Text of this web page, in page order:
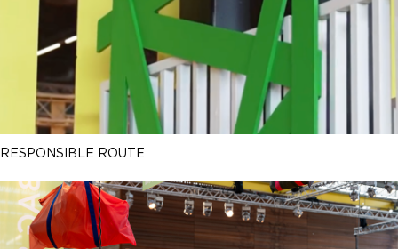
RESPONSIBLE ROUTE